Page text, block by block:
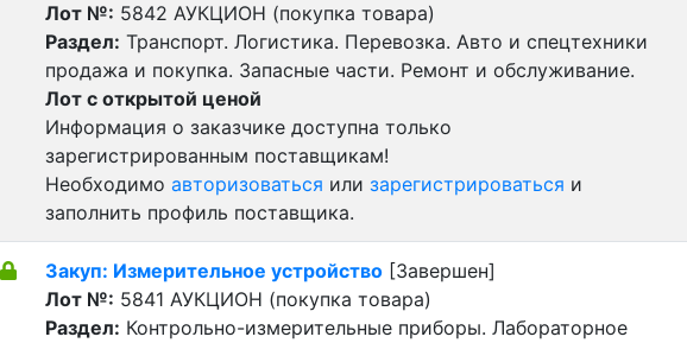
Лот №: 5842 АУКЦИОН (покупка товара)
Раздел: Транспорт. Логистика. Перевозка. Авто и спецтехники
продажа и покупка. Запасные части. Ремонт и обслуживание.
Лот с открытой ценой
Информация о заказчике доступна только
зарегистрированным поставщикам!
Необходимо авторизоваться или зарегистрироваться и
заполнить профиль поставщика.
Закуп: Измерительное устройство [Завершен]
Лот №: 5841 АУКЦИОН (покупка товара)
Раздел: Контрольно-измерительные приборы. Лабораторное